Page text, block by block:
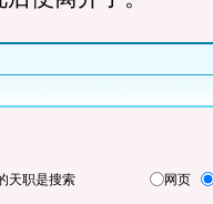
天职是搜索 网页